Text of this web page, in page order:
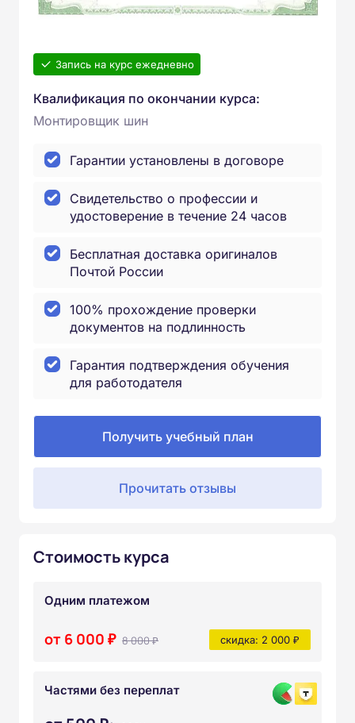
Запись на курс ежедневно
Квалификация по окончании курса:
Монтировщик шин
Гарантии установлены в договоре
Свидетельство о профессии и
удостоверение в течение 24 часов
Бесплатная доставка оригиналов
Почтой России
100% прохождение проверки
документов на подлинность
Гарантия подтверждения обучения
для работодателя
Получить учебный план
Прочитать отзывы
Стоимость курса
Одним платежом
от 6 000 ₽ 8 000 ₽ скидка: 2 000 ₽
Частями без переплат